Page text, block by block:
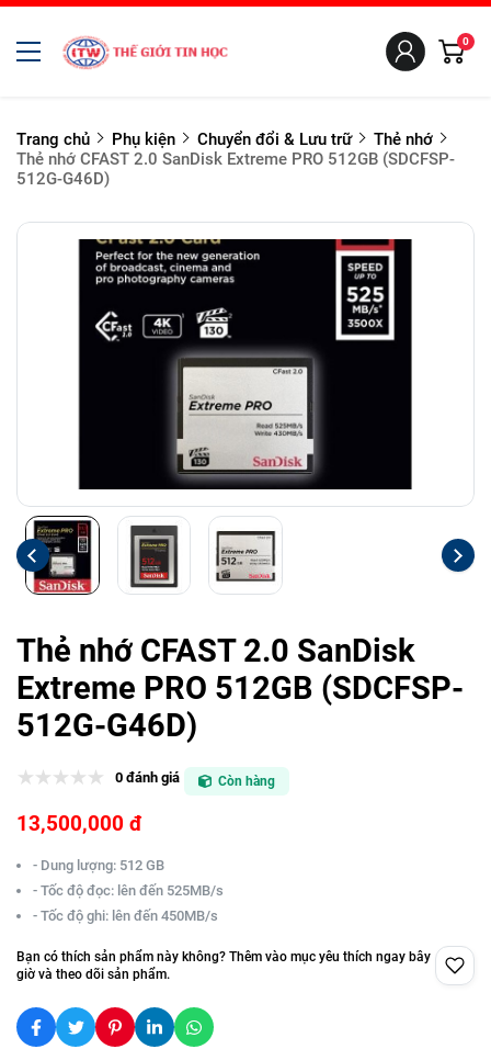
0
Trang chủ Phụ kiện Chuyển đổi & Lưu trữ
Thẻ nhớ
Thẻ nhớ CFAST 2.0 SanDisk Extreme PRO 512GB (SDCFSP-
512G-G46D)
Thẻ nhớ CFAST 2.0 SanDisk
Extreme PRO 512GB (SDCFSP-
512G-G46D)
0 đánh giá Còn hàng
13,500,000 đ
- Dung lượng: 512 GB
- Tốc độ đọc: lên đến 525MB/s
- Tốc độ ghi: lên đến 450MB/s
Bạn có thích sản phẩm này không? Thêm vào mục yêu thích ngay bây
giờ và theo dõi sản phẩm.